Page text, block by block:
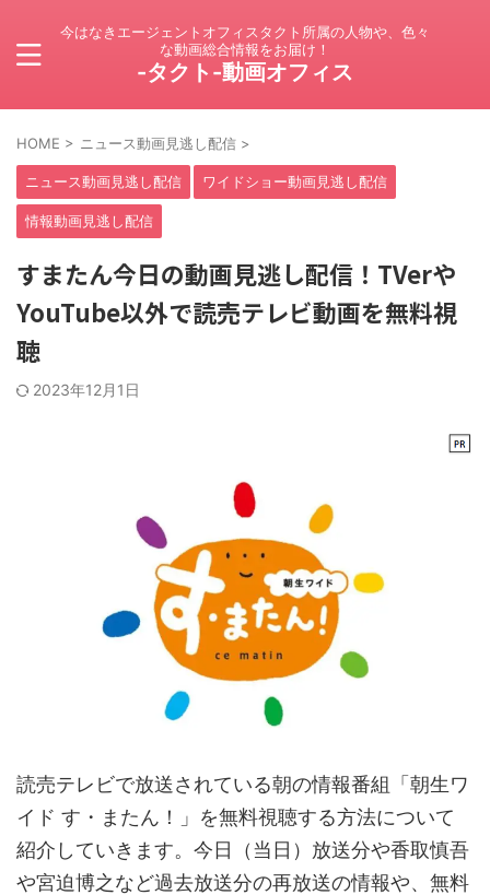
今はなきエージェントオフィスタクト所属の人物や、色々
な動画総合情報をお届け！
-タクト-動画オフィス
HOME > ニュース動画見逃し配信 >
ニュース動画見逃し配信 ワイドショー動画見逃し配信
情報動画見逃し配信
すまたん今日の動画見逃し配信！TVerや
YouTube以外で読売テレビ動画を無料視
聴
2023年12月1日
読売テレビで放送されている朝の情報番組「朝生ワ
イド す・またん！」を無料視聴する方法について
紹介していきます。今日（当日）放送分や香取慎吾
や宮迫博之など過去放送分の再放送の情報や、無料